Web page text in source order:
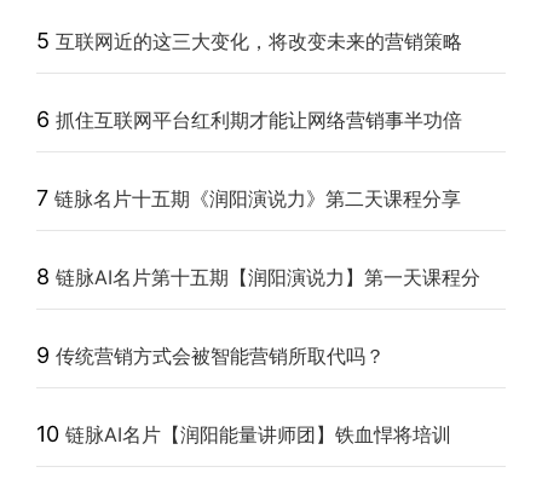
5 互联网近的这三大变化，将改变未来的营销策略
6 抓住互联网平台红利期才能让网络营销事半功倍
7 链脉名片十五期《润阳演说力》第二天课程分享
8 链脉AI名片第十五期【润阳演说力】第一天课程分
9 传统营销方式会被智能营销所取代吗？
10 链脉AI名片【润阳能量讲师团】铁血悍将培训